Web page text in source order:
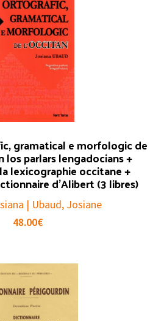
gramatical e morfologic de
los parlars lengadocians +
lexicographie occitane +
d’Alibert (3 libres)
| Ubaud, Josiane
48.00€